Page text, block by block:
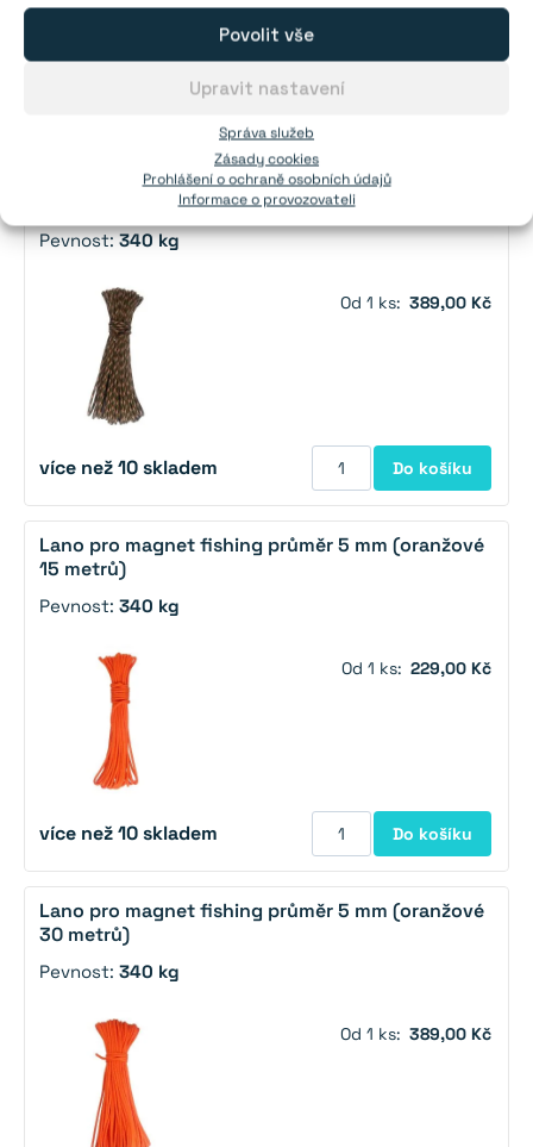
Správa služeb
Povolit vše
Upravit nastavení
Zásady cookies
Prohlášení o ochraně osobních údajů
Informace o provozovateli
více než 10 skladem
Lano pro magnet fishing průměr 5 mm (army 30
Pevnost:340 kg
Od 1 ks: 389,00 Kč
více než 10 skladem Do košíku
Lano pro magnet fishing průměr 5 mm (oranžové
15 metrů)
Pevnost: 340 kg
Od 1 ks: 229,00 Kč
více než 10 skladem Do košíku
Lano pro magnet fishing průměr 5 mm (oranžové
30 metrů)
Pevnost: 340 kg
Od 1 ks: 389,00 Kč